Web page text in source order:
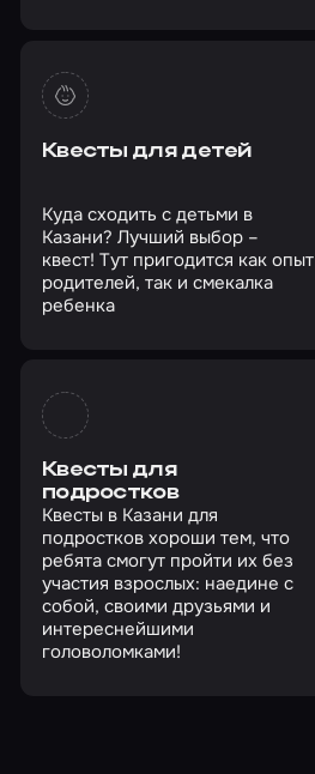
Квесты для детей
Куда сходить с детьми в
Казани? Лучший выбор –
квест! Тут пригодится как опыт
родителей, так и смекалка
ребенка
Квесты для
подростков
Квесты в Казани для
подростков хороши тем, что
ребята смогут пройти их без
участия взрослых: наедине с
собой, своими друзьями и
интереснейшими
головоломками!